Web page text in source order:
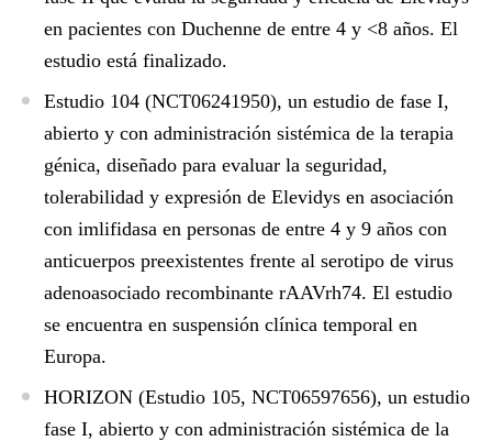
en pacientes con Duchenne de entre 4 y <8 años. El
estudio está finalizado.
Estudio 104 (NCT06241950), un estudio de fase I,
abierto y con administración sistémica de la terapia
génica, diseñado para evaluar la seguridad,
tolerabilidad y expresión de Elevidys en asociación
con imlifidasa en personas de entre 4 y 9 años con
anticuerpos preexistentes frente al serotipo de virus
adenoasociado recombinante rAAVrh74. El estudio
se encuentra en suspensión clínica temporal en
Europa.
HORIZON (Estudio 105, NCT06597656), un estudio
fase I, abierto y con administración sistémica de la